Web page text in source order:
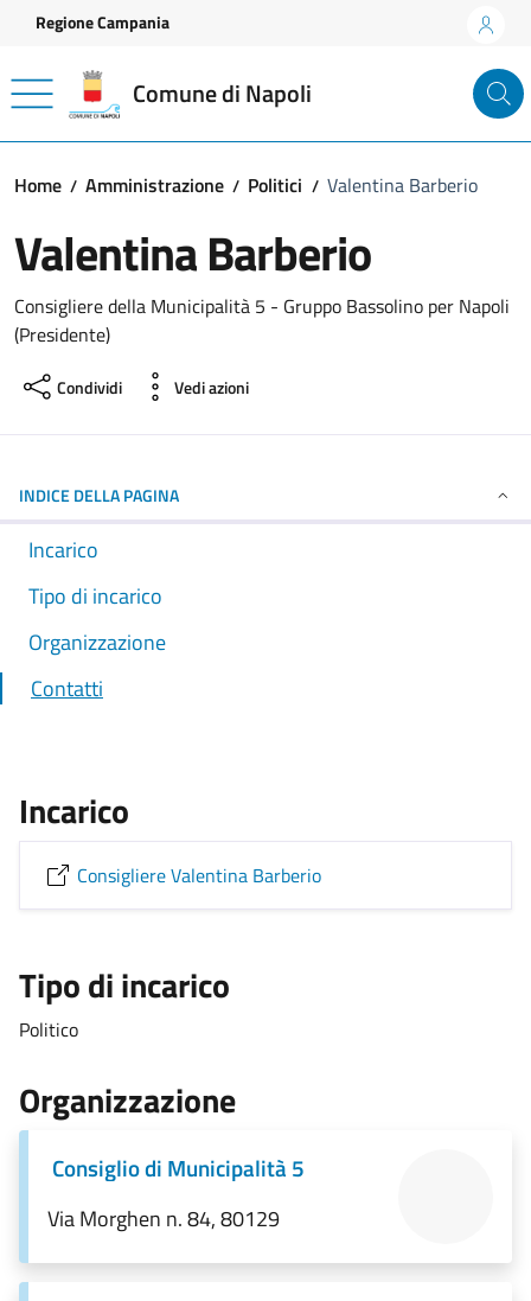
Vai ai contenuti
Vai al footer
Regione Campania
Comune di Napoli
Home Amministrazione Politici Valentina Barberio
Valentina Barberio
Consigliere della Municipalità 5 - Gruppo Bassolino per Napoli
(Presidente)
Condividi Vedi azioni
INDICE DELLA PAGINA
Incarico
Tipo di incarico
Organizzazione
Contatti
Incarico
Consigliere Valentina Barberio
Tipo di incarico
Politico
Organizzazione
Consiglio di Municipalità 5
Via Morghen n. 84, 80129